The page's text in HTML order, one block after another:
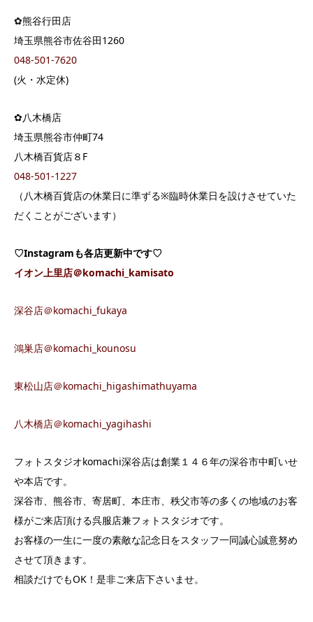
✿熊谷行田店
埼玉県熊谷市佐谷田1260
048-501-7620
(火・水定休)
✿八木橋店
埼玉県熊谷市仲町74
八木橋百貨店８F
048-501-1227
（八木橋百貨店の休業日に準ずる※臨時休業日を設けさせていた
だくことがございます）
♡Instagramも各店更新中です♡
イオン上里店＠komachi_kamisato
深谷店＠komachi_fukaya
鴻巣店＠komachi_kounosu
東松山店＠komachi_higashimathuyama
八木橋店＠komachi_yagihashi
フォトスタジオkomachi深谷店は創業１４６年の深谷市中町いせ
や本店です。
深谷市、熊谷市、寄居町、本庄市、秩父市等の多くの地域のお客
様がご来店頂ける呉服店兼フォトスタジオです。
お客様の一生に一度の素敵な記念日をスタッフ一同誠心誠意努め
させて頂きます。
相談だけでもOK！是非ご来店下さいませ。